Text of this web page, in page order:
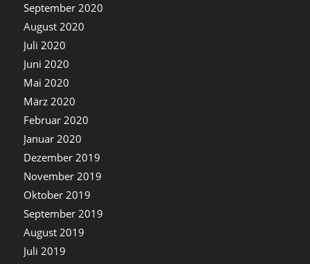
September 2020
August 2020
Juli 2020
Juni 2020
Mai 2020
März 2020
Februar 2020
Januar 2020
Dezember 2019
November 2019
Oktober 2019
September 2019
August 2019
Juli 2019